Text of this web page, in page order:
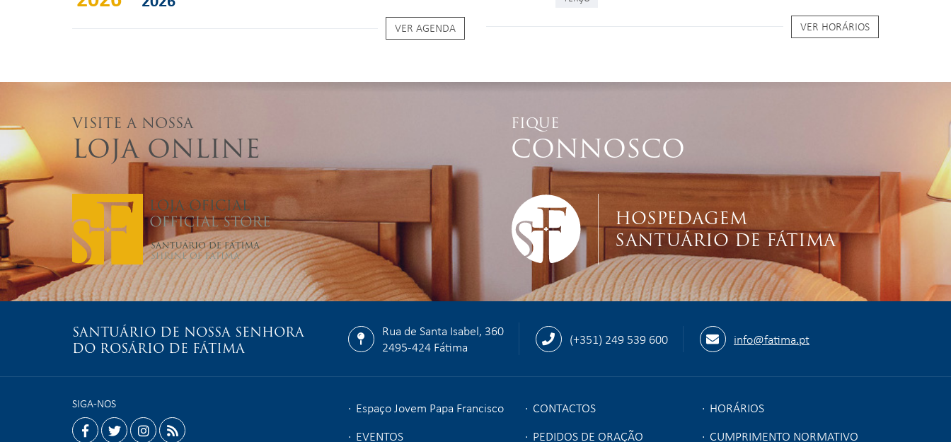
VER AGENDA VER HORÁRIOS
VISITE A NOSSA
LOJA ONLINE
FIQUE
CONNOSCO
HOSPEDAGEM
SANTUÁRIO DE FÁTIMA
SANTUÁRIO DE NOSSA SENHORA
DO ROSÁRIO DE FÁTIMA
Rua de Santa Isabel, 360
2495-424 Fátima
(+351) 249 539 600 info@fatima.pt
Espaço Jovem Papa Francisco CONTACTOS
HORÁRIOS
EVENTOS
PEDIDOS DE ORAÇÃO CUMPRIMENTO NORMATIVO
SIGA-NOS
facebooktwitterinstagram
rss